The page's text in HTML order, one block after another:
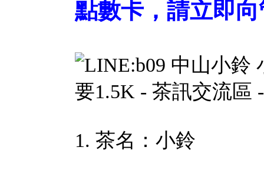
點數卡，請立即
1. 茶名：小鈴